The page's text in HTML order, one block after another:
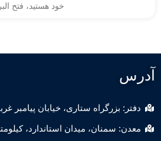
خود هستید، فتح البرز
بزرگراه ستاری، خیابان پیامبر غربی، پلاک 170
سمنان، میدان استاندارد، کیلومتر 18 جاده نظامی